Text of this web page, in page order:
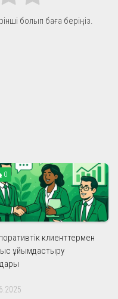
болып баға беріңіз.
0
клиенттермен
ұйымдастыру